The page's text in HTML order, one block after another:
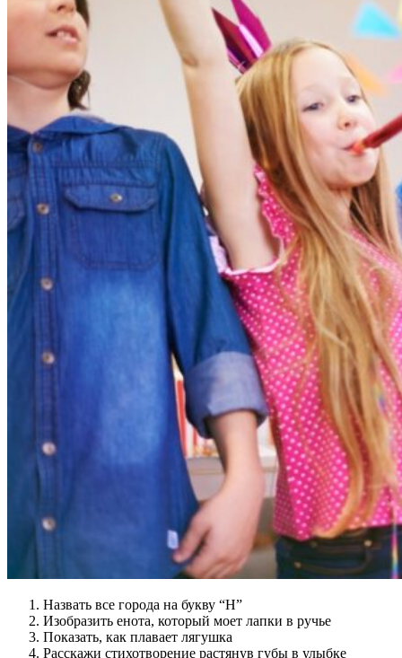
Назвать все города на букву “Н”
Изобразить енота, который моет лапки в ручье
Показать, как плавает лягушка
Расскажи стихотворение растянув губы в улыбке